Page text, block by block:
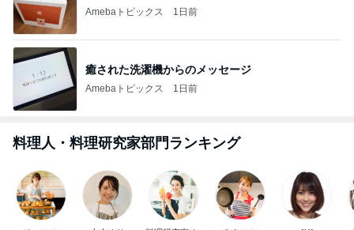
Amebaトピックス 1日前
癒された洗濯機からのメッセージ
Amebaトピックス 1日前
料理人・料理研究家部門ランキング